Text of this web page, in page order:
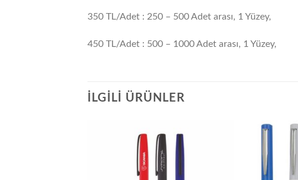
350 TL/Adet : 250 – 500 Adet arası, 1 Yüzey,
450 TL/Adet : 500 – 1000 Adet arası, 1 Yüzey,
İLGILI ÜRÜNLER